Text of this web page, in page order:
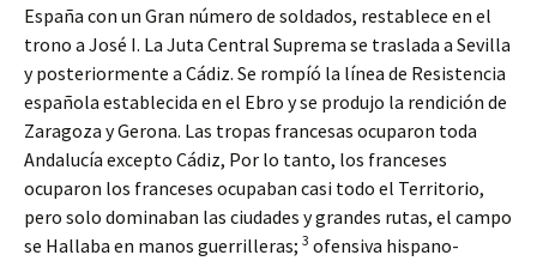
España con un Gran número de soldados, restablece en el
trono a José I. La Juta Central Suprema se traslada a Sevilla
y posteriormente a Cádiz. Se rompíó la línea de Resistencia
española establecida en el Ebro y se produjo la rendición de
Zaragoza y Gerona. Las tropas francesas ocuparon toda
Andalucía excepto Cádiz, Por lo tanto, los franceses
ocuparon los franceses ocupaban casi todo el Territorio,
pero solo dominaban las ciudades y grandes rutas, el campo
se Hallaba en manos guerrilleras; 3 ofensiva hispano-